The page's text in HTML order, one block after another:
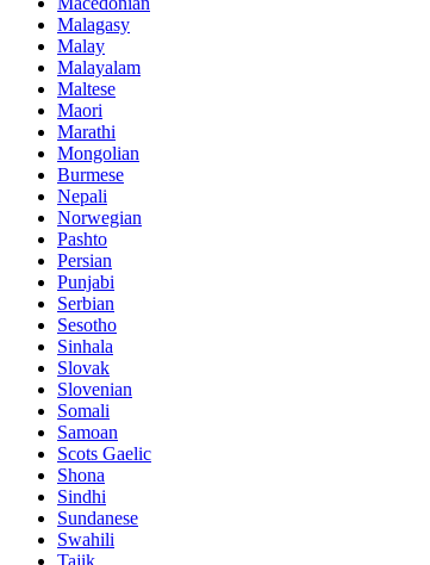
Malagasy
Malay
Malayalam
Maltese
Maori
Marathi
Mongolian
Burmese
Nepali
Norwegian
Pashto
Persian
Punjabi
Serbian
Sesotho
Sinhala
Slovak
Slovenian
Somali
Samoan
Scots Gaelic
Shona
Sindhi
Sundanese
Swahili
Tajik